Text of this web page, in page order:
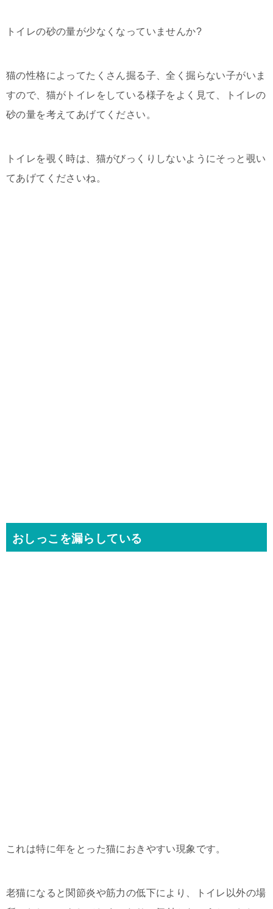
トイレの砂の量が少なくなっていませんか?
猫の性格によってたくさん掘る子、全く掘らない子がいま
すので、猫がトイレをしている様子をよく見て、トイレの
砂の量を考えてあげてください。
トイレを覗く時は、猫がびっくりしないようにそっと覗い
てあげてくださいね。
おしっこを漏らしている
これは特に年をとった猫におきやすい現象です。
老猫になると関節炎や筋力の低下により、トイレ以外の場